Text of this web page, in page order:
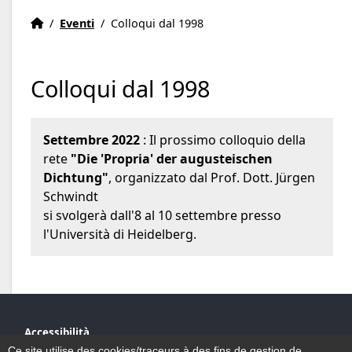
Home
Accueil
/ Eventi / Colloqui dal 1998
Colloqui dal 1998
Settembre 2022 : Il prossimo colloquio della
rete "Die 'Propria' der augusteischen
Dichtung", organizzato dal Prof. Dott. Jürgen
Schwindt
si svolgerà dall'8 al 10 settembre presso
l'Università di Heidelberg.
Accessibilità
Mappa del sito